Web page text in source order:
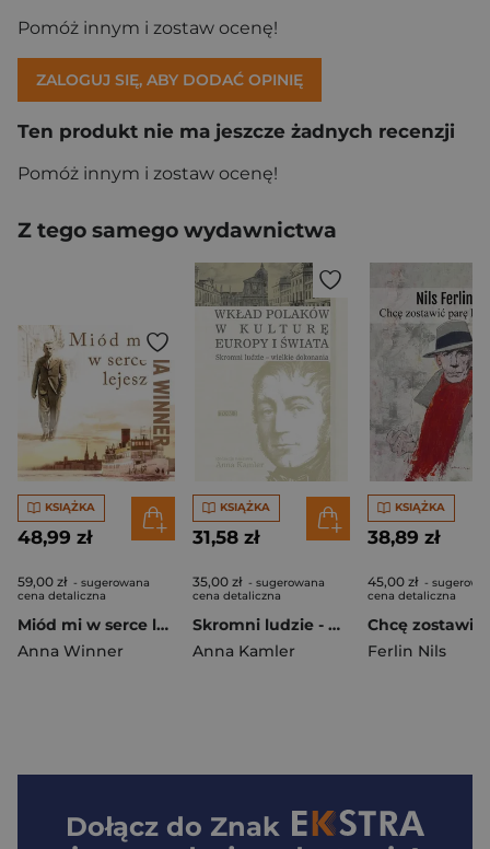
Pomóż innym i zostaw ocenę!
ZALOGUJ SIĘ, ABY DODAĆ OPINIĘ
Ten produkt nie ma jeszcze żadnych recenzji
Pomóż innym i zostaw ocenę!
Z tego samego wydawnictwa
KSIĄŻKA
48,99 zł
59,00 zł - sugerowana
cena detaliczna
Miód mi w serce lejesz
Anna Winner
KSIĄŻKA
31,58 zł
35,00 zł - sugerowana
cena detaliczna
Skromni ludzie - wielkie dokonania
Anna Kamler
KSIĄŻKA
38,89 zł
45,00 zł -
cena detaliczna
Ferlin Nils
Dołącz do Znak